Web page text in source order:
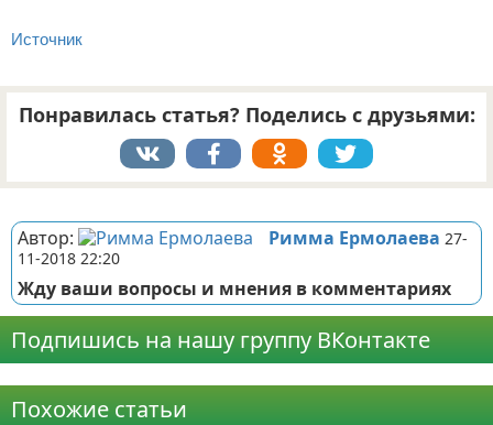
Источник
Понравилась статья? Поделись с друзьями:
Автор: Римма Ермолаева 27-
11-2018 22:20
Жду ваши вопросы и мнения в комментариях
Подпишись на нашу группу ВКонтакте
Похожие статьи